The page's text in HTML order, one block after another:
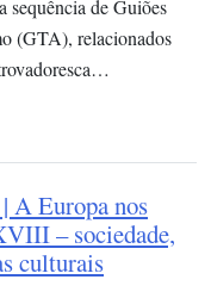
sequência de Guiões
(GTA), relacionados
A Europa nos
– sociedade,
culturais